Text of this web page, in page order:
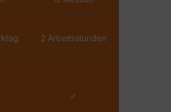
2 Arbeitsstunden
✓